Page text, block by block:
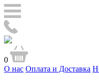
0
О нас Оплата и Доставка